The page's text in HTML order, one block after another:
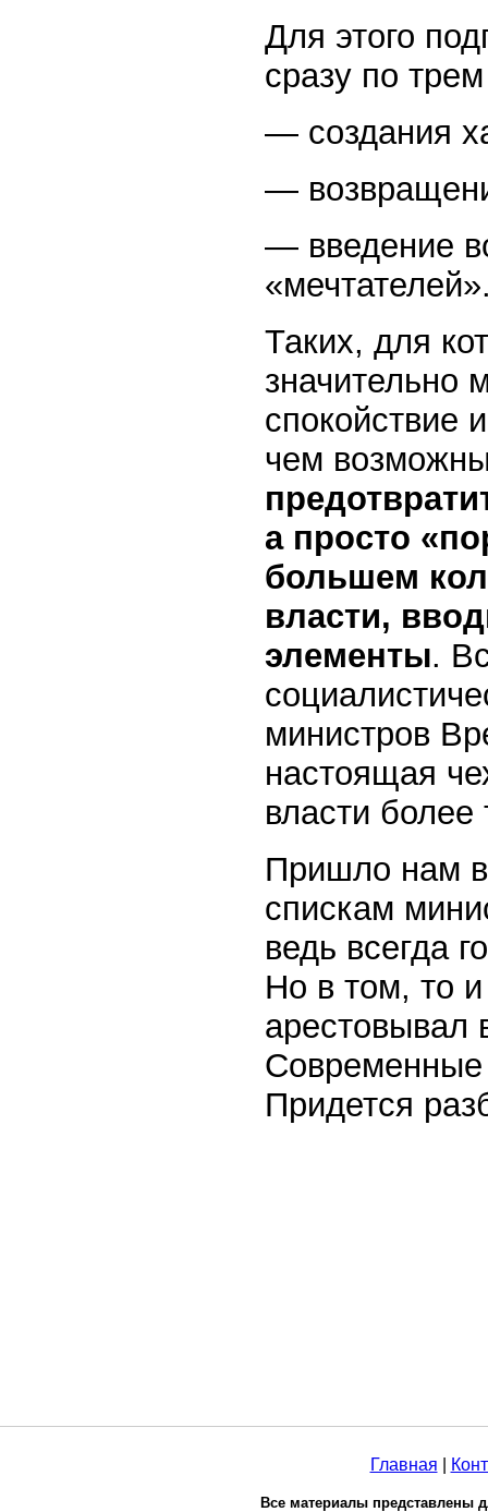
Для этого
сразу по
— создания
—
— введение
Таких, для
значительно
спокойствие
чем
а просто
большем
власти,
элементы.
министров
настоящая
власти
Пришло нам
спискам
ведь всегда
Но в том, то
арестовывал
Современные
Придется
Главная
Все материалы представлены